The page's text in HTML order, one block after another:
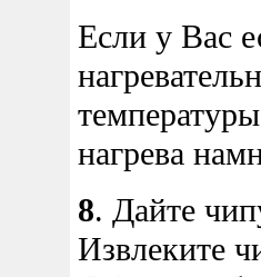
Если у Вас
нагрева
8. Дайте
Извлеките